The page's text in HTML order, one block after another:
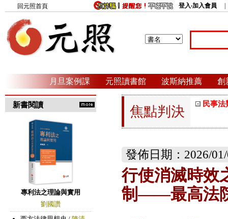
回元照首頁 登入‧加入會員
月旦案例課 元照讀書館 波斯納推薦 創
新書閱讀 焦點判決 民事法
發佈日期：2026/
行使消滅時效
制——最高法